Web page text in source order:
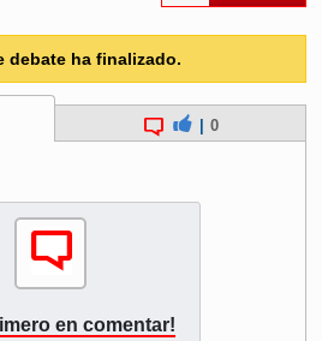
debate ha finalizado.
| 0
en comentar!